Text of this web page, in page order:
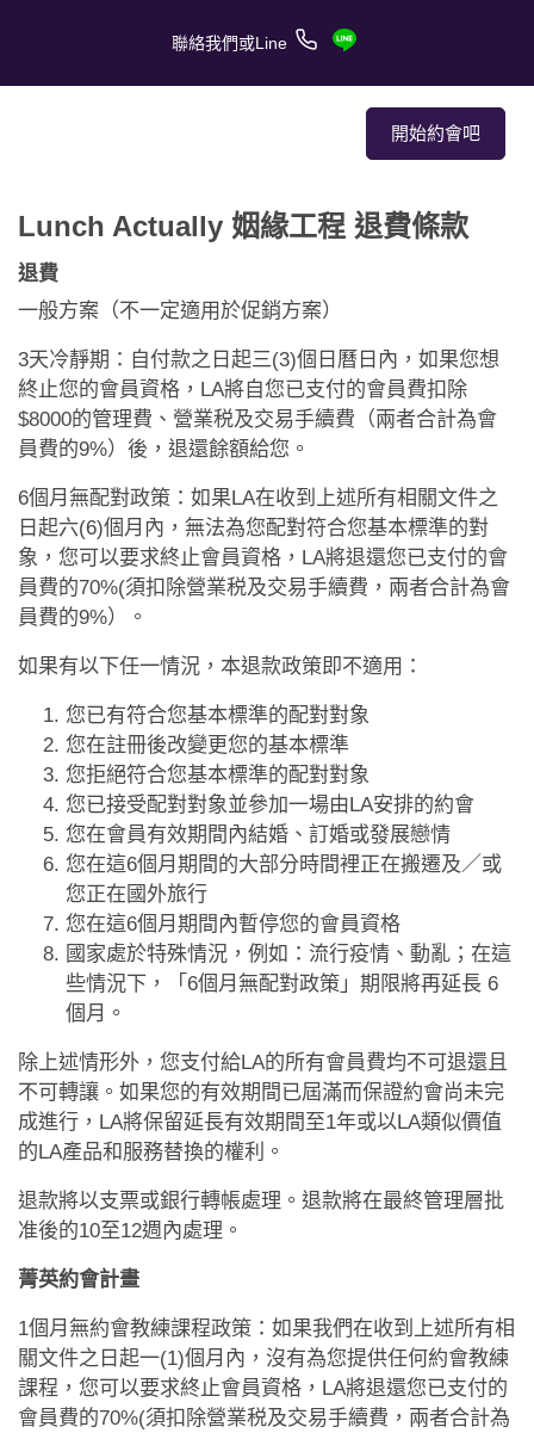
聯絡我們或Line
開始約會吧
關於我們
關於服務
客戶的愛情故事
報章媒體
約會助理App
聯絡我們
Lunch Actually 姻緣工程 退費條款
退費
一般方案（不一定適用於促銷方案）
3天冷靜期：自付款之日起三(3)個日曆日內，如果您想
終止您的會員資格，LA將自您已支付的會員費扣除
$8000的管理費、營業税及交易手續費（兩者合計為會
員費的9%）後，退還餘額給您。
6個月無配對政策：如果LA在收到上述所有相關文件之
日起六(6)個月內，無法為您配對符合您基本標準的對
象，您可以要求終止會員資格，LA將退還您已支付的會
員費的70%(須扣除營業税及交易手續費，兩者合計為會
員費的9%）。
如果有以下任一情況，本退款政策即不適用：
您已有符合您基本標準的配對對象
您在註冊後改變更您的基本標準
您拒絕符合您基本標準的配對對象
您已接受配對對象並參加一場由LA安排的約會
您在會員有效期間內結婚、訂婚或發展戀情
您在這6個月期間的大部分時間裡正在搬遷及／或
您正在國外旅行
您在這6個月期間內暫停您的會員資格
國家處於特殊情況，例如：流行疫情、動亂；在這
些情況下，「6個月無配對政策」期限將再延長 6
個月。
除上述情形外，您支付給LA的所有會員費均不可退還且
不可轉讓。如果您的有效期間已屆滿而保證約會尚未完
成進行，LA將保留延長有效期間至1年或以LA類似價值
的LA產品和服務替換的權利。
退款將以支票或銀行轉帳處理。退款將在最終管理層批
准後的10至12週內處理。
菁英約會計畫
1個月無約會教練課程政策：如果我們在收到上述所有相
關文件之日起一(1)個月內，沒有為您提供任何約會教練
課程，您可以要求終止會員資格，LA將退還您已支付的
會員費的70%(須扣除營業税及交易手續費，兩者合計為